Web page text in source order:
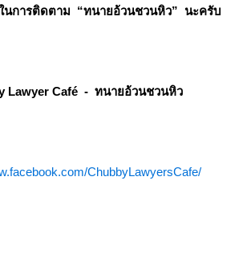
นการติดตาม “ทนายอ้วนชวนหิว” นะครับ
Lawyer Café - ทนายอ้วนชวนหิว
ChubbyLawyersCafe/